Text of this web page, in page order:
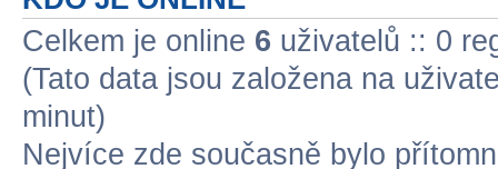
Celkem je online 6 uživatelů :: 0
(Tato data jsou založena na
minut)
Nejvíce zde současně bylo